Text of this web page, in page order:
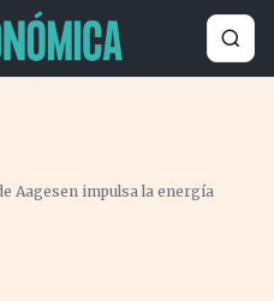
Aagesen impulsa la energía